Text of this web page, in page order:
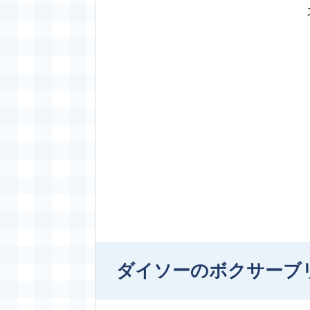
ダイソーのボクサーブ